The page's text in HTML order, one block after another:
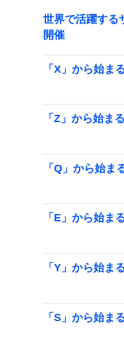
世界で活躍する
開催
「X」から始ま
「Z」から始ま
「Q」から始ま
「E」から始ま
「Y」から始ま
「S」から始ま